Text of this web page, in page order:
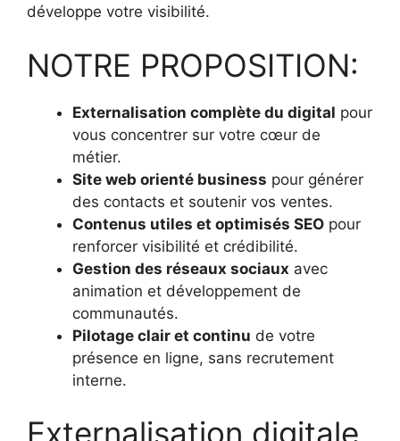
développe votre visibilité.
NOTRE PROPOSITION:
Externalisation complète du digital pour
vous concentrer sur votre cœur de
métier.
Site web orienté business pour générer
des contacts et soutenir vos ventes.
Contenus utiles et optimisés SEO pour
renforcer visibilité et crédibilité.
Gestion des réseaux sociaux avec
animation et développement de
communautés.
Pilotage clair et continu de votre
présence en ligne, sans recrutement
interne.
Externalisation digitale